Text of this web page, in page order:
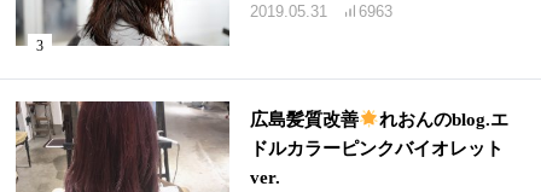
2019.05.31 6963
広島髪質改善
れおんのblog.エ
ドルカラーピンクバイオレット
ver.